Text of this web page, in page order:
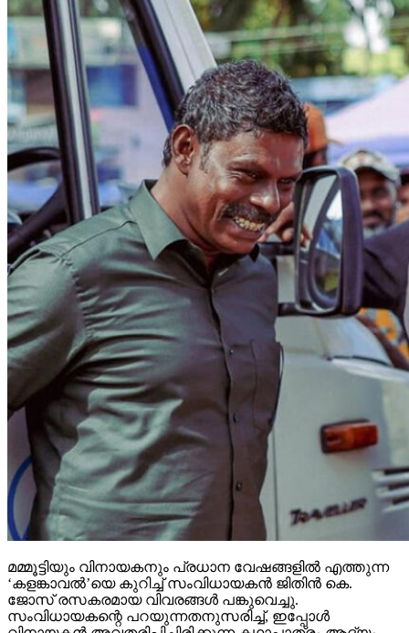
മമ്മൂട്ടിയും വിനായകനും പ്രധാന വേഷങ്ങളില്‍ എത്തുന്ന
‘കളങ്കാവല്‍’യെ കുറിച്ച് സംവിധായകന്‍ ജിതിന്‍ കെ.
ജോസ് രസകരമായ വിവരങ്ങള്‍ പങ്കുവെച്ചു.
സംവിധായകന്റെ പറയുന്നതനുസരിച്ച്, ഇപ്പോള്‍